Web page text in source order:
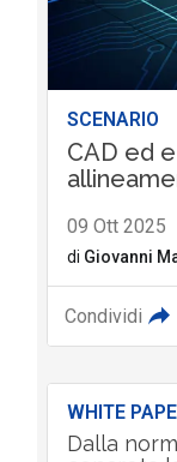
SCENARIO
CAD ed
09 Ott 2025
di Giovanni
Condividi
WHITE
Dalla